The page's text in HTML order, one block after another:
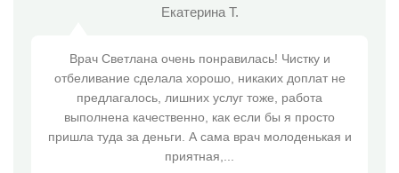
Екатерина Т.
Врач Светлана очень понравилась! Чистку и
отбеливание сделала хорошо, никаких доплат не
предлагалось, лишних услуг тоже, работа
выполнена качественно, как если бы я просто
пришла туда за деньги. А сама врач молоденькая и
приятная,...